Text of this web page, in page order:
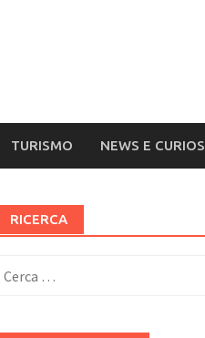
TURISMO NEWS E
RICERCA
per: